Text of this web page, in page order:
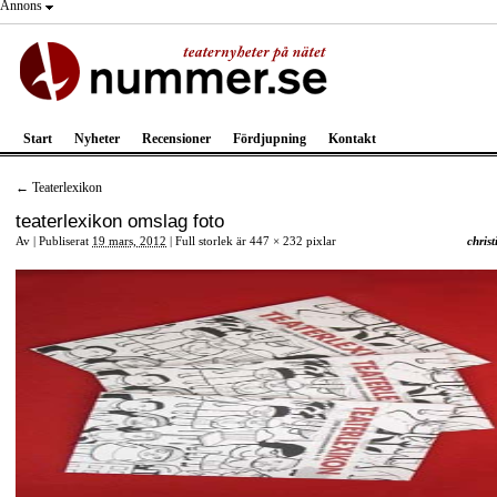
Annons
Start Nyheter Recensioner Fördjupning Kontakt
← Teaterlexikon
teaterlexikon omslag foto
Av | Publiserat 19 mars, 2012 | Full storlek är 447 × 232 pixlar